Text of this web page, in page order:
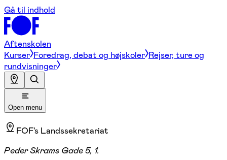
Gå til indhold
Aftenskolen
Kurser Foredrag, debat og højskoler Rejser, ture og
rundvisninger
Open menu
FOF's Landssekretariat
Peder Skrams Gade 5, 1.